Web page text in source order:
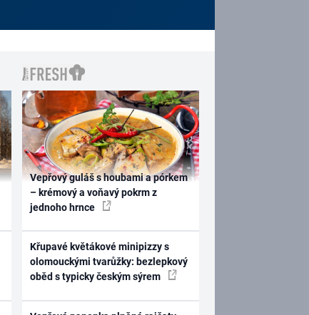
Vepřový guláš s houbami a pórkem
– krémový a voňavý pokrm z
jednoho hrnce
Křupavé květákové minipizzy s
olomouckými tvarůžky: bezlepkový
oběd s typicky českým sýrem